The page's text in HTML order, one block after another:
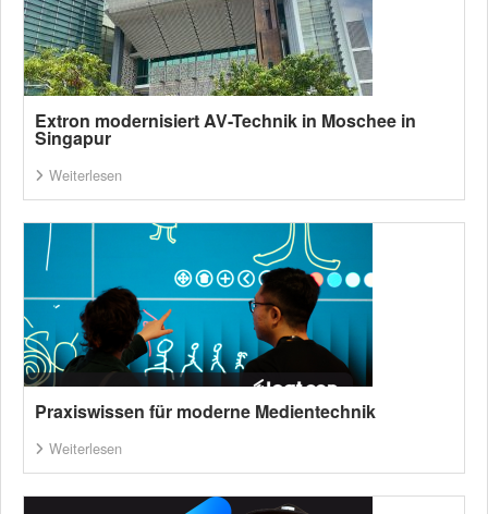
Extron modernisiert AV-Technik in Moschee in
Singapur
Weiterlesen
Praxiswissen für moderne Medientechnik
Weiterlesen